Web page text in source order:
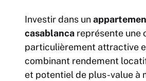
Investir dans un
casablanca représente une
particulièrement attractive
combinant rendement
et potentiel de plus-value à